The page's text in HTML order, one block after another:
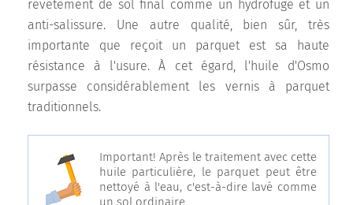
revêtement de sol final comme un hydrofuge et un
anti-salissure. Une autre qualité, bien sûr, très
importante que reçoit un parquet est sa haute
résistance à l'usure. À cet égard, l'huile d'Osmo
surpasse considérablement les vernis à parquet
traditionnels.
Important! Après le traitement avec cette
huile particulière, le parquet peut être
nettoyé à l'eau, c'est-à-dire lavé comme
un sol ordinaire.